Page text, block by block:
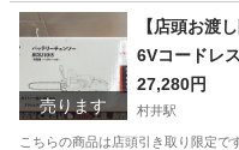
長野 松本市 村井駅 そ
売ります
【店頭お
6Vコードレ
27,280円
村井駅
こちらの商品は店頭引き取り限定